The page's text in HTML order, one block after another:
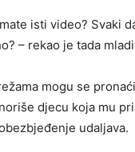
isti video? Svaki
– rekao je tada
mogu se
djecu koja mu
udaljava.